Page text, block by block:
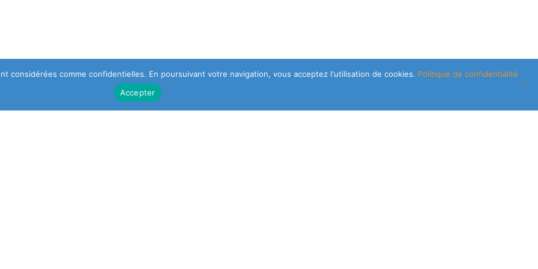
considérées comme confidentielles. En poursuivant votre navigation, vous acceptez l'utilisation de cookies. Politique de confidentialité
Accepter